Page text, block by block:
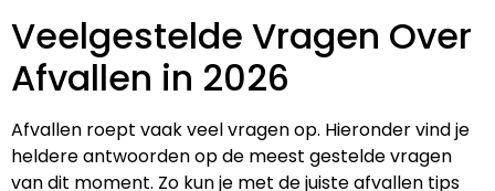
Veelgestelde Vragen Over
Afvallen in 2026
Afvallen roept vaak veel vragen op. Hieronder vind je
heldere antwoorden op de meest gestelde vragen
van dit moment. Zo kun je met de juiste afvallen tips